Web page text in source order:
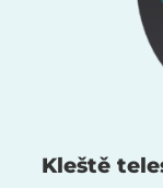
Kleště